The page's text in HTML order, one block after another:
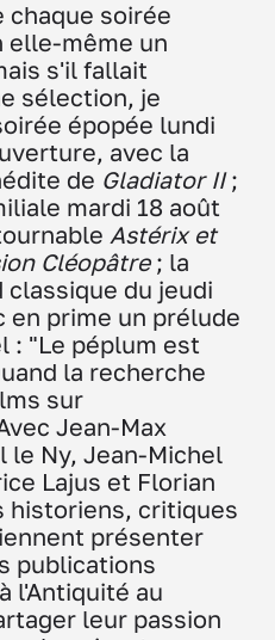
chaque soirée
elle-même un
s'il fallait
sélection, je
épopée lundi
avec la
de Gladiator II;
mardi 18 août
Astérix et
Cléopâtre; la
classique du jeudi
en prime un prélude
: "Le péplum est
la recherche
sur
Jean-Max
le Ny, Jean-Michel
Lajus et Florian
historiens, critiques
présenter
publications
l'Antiquité au
leur passion